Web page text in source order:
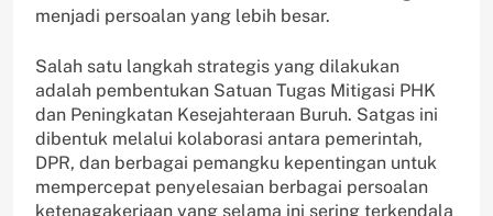
menjadi persoalan yang lebih besar.
Salah satu langkah strategis yang dilakukan
adalah pembentukan Satuan Tugas Mitigasi PHK
dan Peningkatan Kesejahteraan Buruh. Satgas ini
dibentuk melalui kolaborasi antara pemerintah,
DPR, dan berbagai pemangku kepentingan untuk
mempercepat penyelesaian berbagai persoalan
ketenagakerjaan yang selama ini sering terkendala